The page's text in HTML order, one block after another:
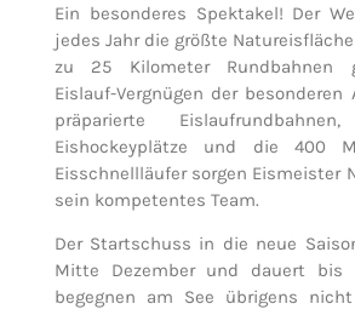
Ein besonderes Spektakel! Der
jedes Jahr die größte
zu 25 Kilometer Rundbahnen
Eislauf-Vergnügen der besonderen
präparierte
Eishockeyplätze und die 400
Eisschnellläufer sorgen Eismeister
sein kompetentes Team.
Der Startschuss in die neue
Mitte Dezember und dauert bis
begegnen am See übrigens